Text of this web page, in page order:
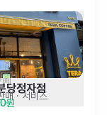
페
당정자점
매· 서비스
원